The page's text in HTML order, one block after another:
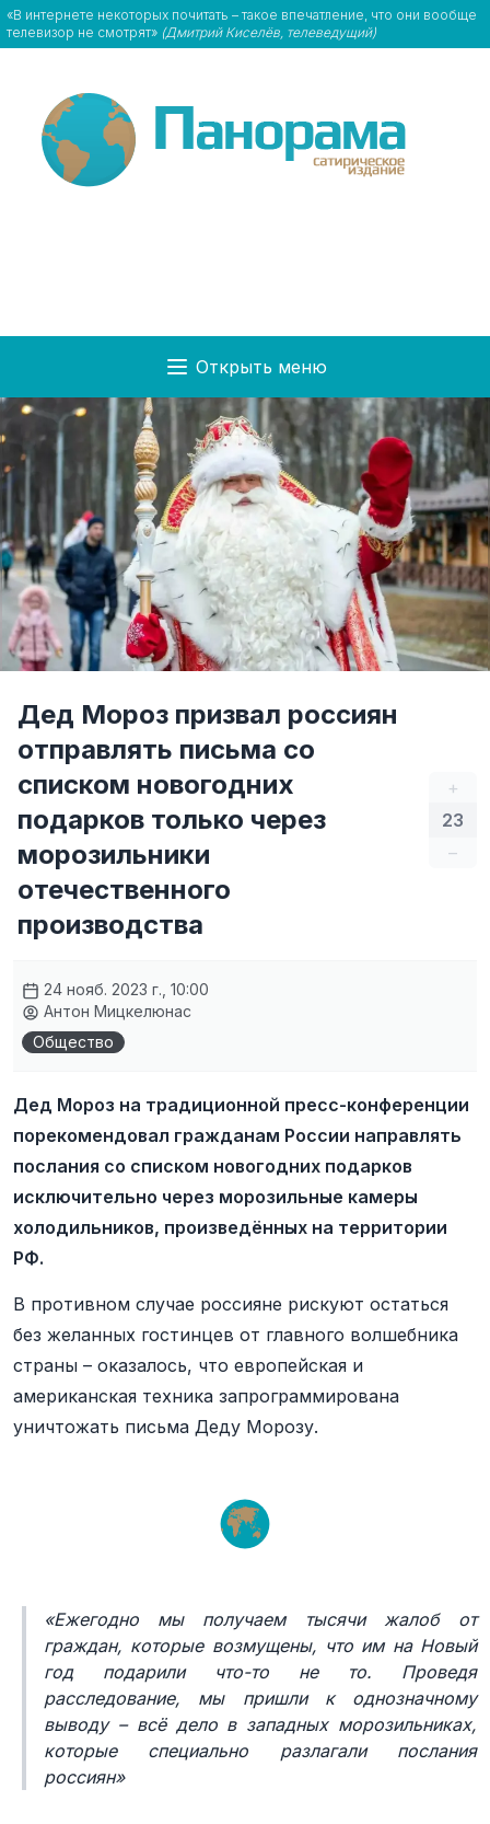
«В интернете некоторых почитать – такое впечатление, что они вообще
телевизор не смотрят» (Дмитрий Киселёв, телеведущий)
Открыть меню
+
23
–
Дед Мороз призвал россиян
отправлять письма со
списком новогодних
подарков только через
морозильники
отечественного
производства
24 нояб. 2023 г., 10:00
Антон Мицкелюнас
Общество
Дед Мороз на традиционной пресс-конференции
порекомендовал гражданам России направлять
послания со списком новогодних подарков
исключительно через морозильные камеры
холодильников, произведённых на территории
РФ.
В противном случае россияне рискуют остаться
без желанных гостинцев от главного волшебника
страны – оказалось, что европейская и
американская техника запрограммирована
уничтожать письма Деду Морозу.
«Ежегодно мы получаем тысячи жалоб от
граждан, которые возмущены, что им на Новый
год подарили что-то не то. Проведя
расследование, мы пришли к однозначному
выводу – всё дело в западных морозильниках,
которые специально разлагали послания
россиян»